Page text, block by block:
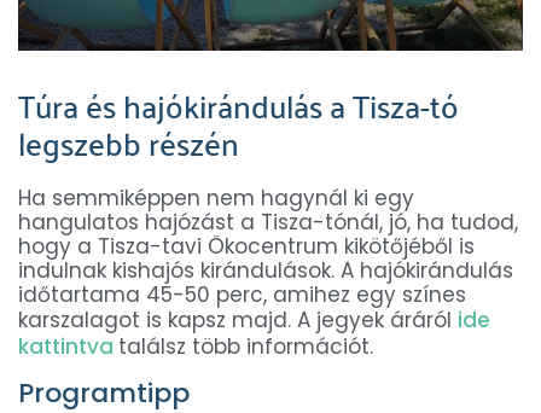
Túra és hajókirándulás a Tisza-tó
legszebb részén
Ha semmiképpen nem hagynál ki egy
hangulatos hajózást a Tisza-tónál, jó, ha tudod,
hogy a Tisza-tavi Ökocentrum kikötőjéből is
indulnak kishajós kirándulások. A hajókirándulás
időtartama 45-50 perc, amihez egy színes
karszalagot is kapsz majd. A jegyek áráról ide
kattintva találsz több információt.
Programtipp